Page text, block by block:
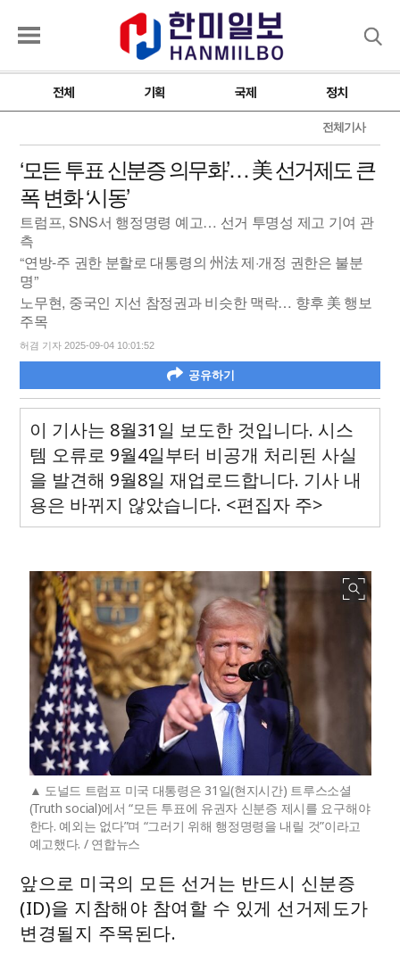
전체 기획 국제 정치
전체기사
‘모든 투표 신분증 의무화’… 美 선거제도 큰
폭 변화 ‘시동’
트럼프, SNS서 행정명령 예고… 선거 투명성 제고 기여 관
측
“연방-주 권한 분할로 대통령의 州法 제·개정 권한은 불분
명”
노무현, 중국인 지선 참정권과 비슷한 맥락… 향후 美 행보
주목
허겸 기자 2025-09-04 10:01:52
공유하기
이 기사는 8월31일 보도한 것입니다. 시스
템 오류로 9월4일부터 비공개 처리된 사실
을 발견해 9월8일 재업로드합니다. 기사 내
용은 바뀌지 않았습니다. <편집자 주>
도널드 트럼프 미국 대통령은 31일(현지시간) 트루스소셜
(Truth social)에서 “모든 투표에 유권자 신분증 제시를 요구해야
한다. 예외는 없다”며 “그러기 위해 행정명령을 내릴 것”이라고
예고했다. / 연합뉴스
앞으로 미국의 모든 선거는 반드시 신분증
(ID)을 지참해야 참여할 수 있게 선거제도가
변경될지 주목된다.